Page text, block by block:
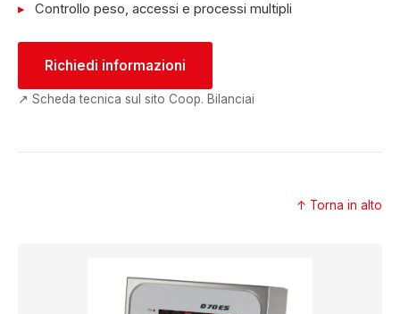
Controllo peso, accessi e processi multipli
Richiedi informazioni
↗ Scheda tecnica sul sito Coop. Bilanciai
↑ Torna in alto